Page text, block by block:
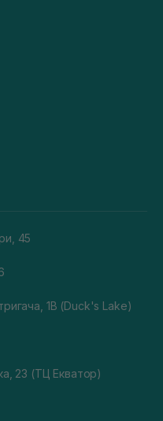
45
1В (Duck's Lake)
23 (ТЦ Екватор)